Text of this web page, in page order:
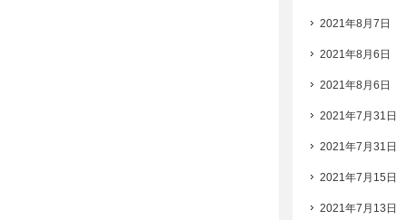
2021年8月7日
2021年8月6日
2021年8月6日
2021年7月31日
2021年7月31日
2021年7月15日
2021年7月13日